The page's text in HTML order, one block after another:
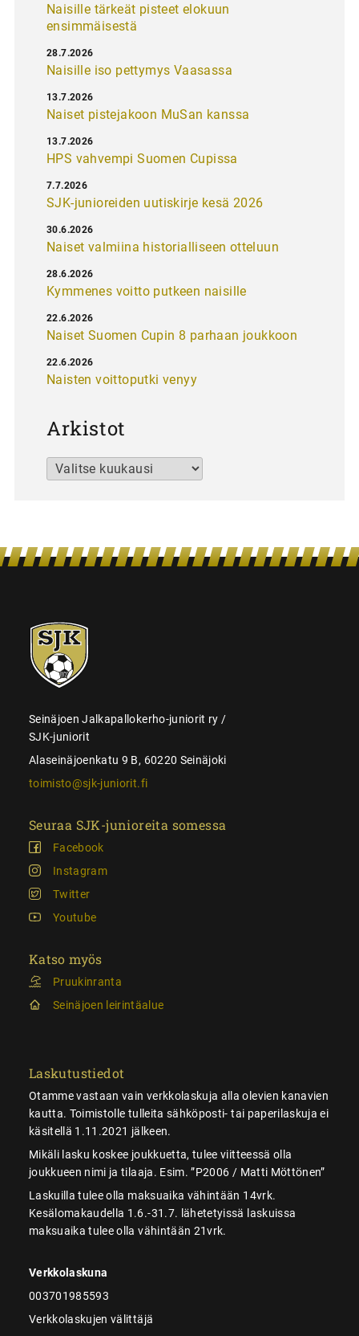
Naisille tärkeät pisteet elokuun
ensimmäisestä
Naisille iso pettymys Vaasassa
28.7.2026
Naiset pistejakoon MuSan kanssa
13.7.2026
HPS vahvempi Suomen Cupissa
13.7.2026
SJK-junioreiden uutiskirje kesä 2026
7.7.2026
Naiset valmiina historialliseen otteluun
30.6.2026
Kymmenes voitto putkeen naisille
28.6.2026
Naiset Suomen Cupin 8 parhaan joukkoon
22.6.2026
Naisten voittoputki venyy
22.6.2026
Arkistot
Arkistot
SJK-
juniorit
Seinäjoen Jalkapallokerho-juniorit ry /
SJK-juniorit
Alaseinäjoenkatu 9 B, 60220 Seinäjoki
toimisto@sjk-juniorit.fi
Seuraa SJK-junioreita somessa
Facebook
Instagram
Twitter
Youtube
Katso myös
Pruukinranta
Seinäjoen leirintäalue
Laskutustiedot
Otamme vastaan vain verkkolaskuja alla olevien kanavien
kautta. Toimistolle tulleita sähköposti- tai paperilaskuja ei
käsitellä 1.11.2021 jälkeen.
Mikäli lasku koskee joukkuetta, tulee viitteessä olla
joukkueen nimi ja tilaaja. Esim. ”P2006 / Matti Möttönen”
Laskuilla tulee olla maksuaika vähintään 14vrk.
Kesälomakaudella 1.6.-31.7. lähetetyissä laskuissa
maksuaika tulee olla vähintään 21vrk.
Verkkolaskuna
003701985593
Verkkolaskujen välittäjä